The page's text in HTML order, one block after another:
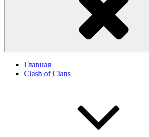
Главная
Clash of Clans